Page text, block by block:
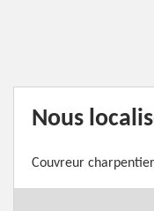
Nous
Couvreur